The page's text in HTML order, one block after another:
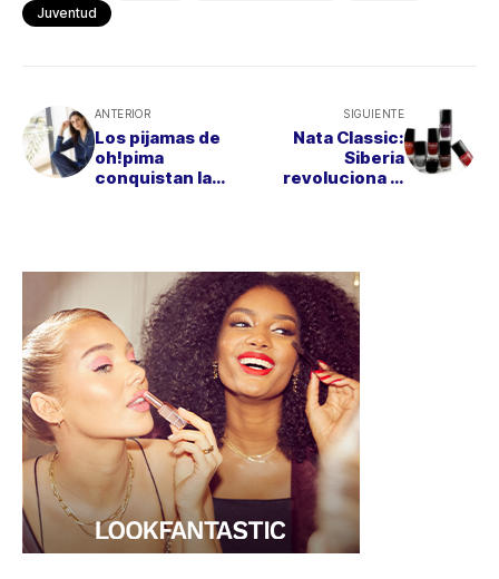
Juventud
ANTERIOR
Los pijamas de
oh!pima
conquistan la
SIGUIENTE
Nata Classic:
Siberia
revoluciona la